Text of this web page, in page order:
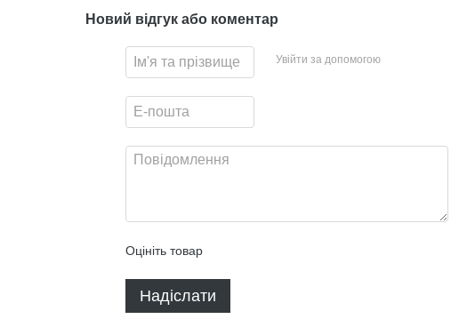
Новий відгук або коментар
Увійти за допомогою
Оцініть товар
Надіслати